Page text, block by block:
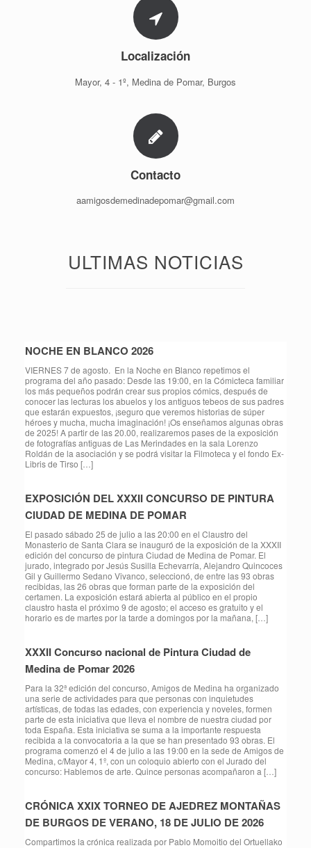
Localización
Mayor, 4 - 1º, Medina de Pomar, Burgos
Contacto
aamigosdemedinadepomar@gmail.com
ULTIMAS NOTICIAS
NOCHE EN BLANCO 2026
VIERNES 7 de agosto. En la Noche en Blanco repetimos el
programa del año pasado: Desde las 19:00, en la Cómicteca familiar
los más pequeños podrán crear sus propios cómics, después de
conocer las lecturas los abuelos y los antiguos tebeos de sus padres
que estarán expuestos, ¡seguro que veremos historias de súper
héroes y mucha, mucha imaginación! ¡Os enseñamos algunas obras
de 2025! A partir de las 20.00, realizaremos pases de la exposición
de fotografías antiguas de Las Merindades en la sala Lorenzo
Roldán de la asociación y se podrá visitar la Filmoteca y el fondo Ex-
Libris de Tirso […]
EXPOSICIÓN DEL XXXII CONCURSO DE PINTURA
CIUDAD DE MEDINA DE POMAR
El pasado sábado 25 de julio a las 20:00 en el Claustro del
Monasterio de Santa Clara se inauguró de la exposición de la XXXII
edición del concurso de pintura Ciudad de Medina de Pomar. El
jurado, integrado por Jesús Susilla Echevarría, Alejandro Quincoces
Gil y Guillermo Sedano Vivanco, seleccionó, de entre las 93 obras
recibidas, las 26 obras que forman parte de la exposición del
certamen. La exposición estará abierta al público en el propio
claustro hasta el próximo 9 de agosto; el acceso es gratuito y el
horario es de martes por la tarde a domingos por la mañana, […]
XXXII Concurso nacional de Pintura Ciudad de
Medina de Pomar 2026
Para la 32ª edición del concurso, Amigos de Medina ha organizado
una serie de actividades para que personas con inquietudes
artísticas, de todas las edades, con experiencia y noveles, formen
parte de esta iniciativa que lleva el nombre de nuestra ciudad por
toda España. Esta iniciativa se suma a la importante respuesta
recibida a la convocatoria a la que se han presentado 93 obras. El
programa comenzó el 4 de julio a las 19:00 en la sede de Amigos de
Medina, c/Mayor 4, 1º, con un coloquio abierto con el Jurado del
concurso: Hablemos de arte. Quince personas acompañaron a […]
CRÓNICA XXIX TORNEO DE AJEDREZ MONTAÑAS
DE BURGOS DE VERANO, 18 DE JULIO DE 2026
Compartimos la crónica realizada por Pablo Momoitio del Ortuellako